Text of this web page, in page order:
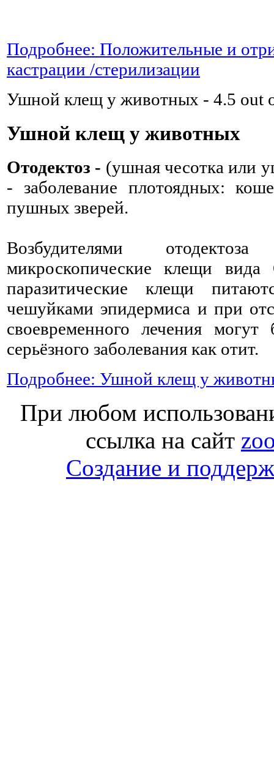
Подробнее: Положительные и
кастрации /стерилизации
Ушной клещ у животных - 4.5 out
Ушной клещ у животных
Отодектоз - (ушная чесотка или
- заболевание плотоядных:
пушных зверей.
Возбудителями отодектоза
микроскопические клещи
паразитические клещи
чешуйками эпидермиса и при
своевременного лечения
серьёзного заболевания как отит.
Подробнее: Ушной клещ у
При любом
ссылка на сайт
Создание и